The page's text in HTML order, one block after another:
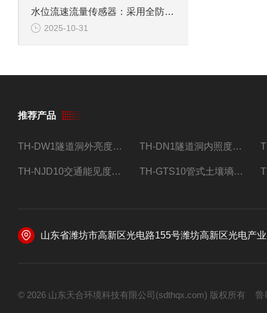
水位流速流量传感器：采用全防水设计，能胜任洪水期高流速条件下的测量
2025-10-31
推荐产品
TH-DW1隧道洞外亮度检测器设备 TH-DN1隧道洞内照度检测器设备
TH-NJD10交通能见度监测站 TH-GTS10管式土壤墒情自动监测仪
山东省潍坊市高新区光电路155号潍坊高新区光电产业加速器
© 2026 山东天合环境科技有限公司(sdthqx.com) 版权所有 鲁